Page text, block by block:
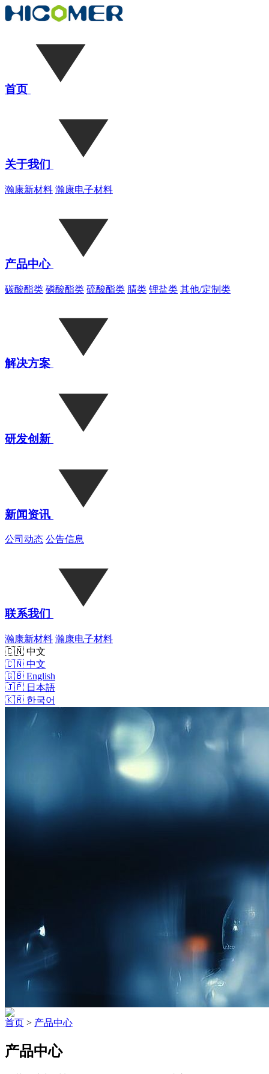
首页
关于我们
瀚康新材料 瀚康电子材料
产品中心
碳酸酯类 磷酸酯类 硫酸酯类 腈类 锂盐类 其他/定制类
解决方案
研发创新
新闻资讯
公司动态 公告信息
联系我们
瀚康新材料 瀚康电子材料
🇨🇳 中文
🇨🇳 中文
🇬🇧 English
🇯🇵 日本語
🇰🇷 한국어
首页 > 产品中心
产品中心